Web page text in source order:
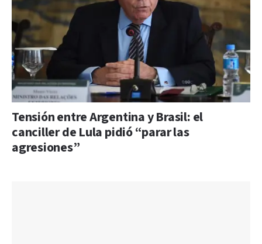
Tensión entre Argentina y Brasil: el
canciller de Lula pidió “parar las
agresiones”